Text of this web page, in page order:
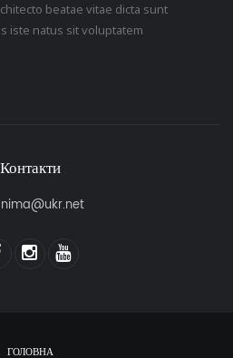
beatae vitae dicta sunt
iste natus sit voluptatem
Контакти
ГОЛОВНА